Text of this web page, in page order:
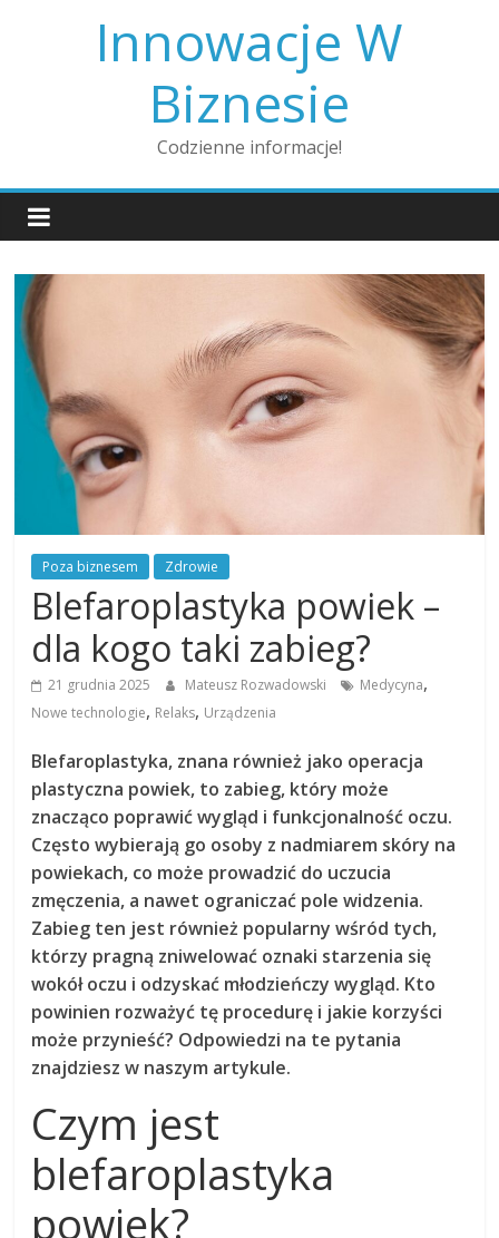
Innowacje W
Biznesie
Codzienne informacje!
Poza biznesem Zdrowie
Blefaroplastyka powiek –
dla kogo taki zabieg?
21 grudnia 2025 Mateusz Rozwadowski Medycyna,
Nowe technologie, Relaks, Urządzenia
Blefaroplastyka, znana również jako operacja
plastyczna powiek, to zabieg, który może
znacząco poprawić wygląd i funkcjonalność oczu.
Często wybierają go osoby z nadmiarem skóry na
powiekach, co może prowadzić do uczucia
zmęczenia, a nawet ograniczać pole widzenia.
Zabieg ten jest również popularny wśród tych,
którzy pragną zniwelować oznaki starzenia się
wokół oczu i odzyskać młodzieńczy wygląd. Kto
powinien rozważyć tę procedurę i jakie korzyści
może przynieść? Odpowiedzi na te pytania
znajdziesz w naszym artykule.
Czym jest
blefaroplastyka
powiek?